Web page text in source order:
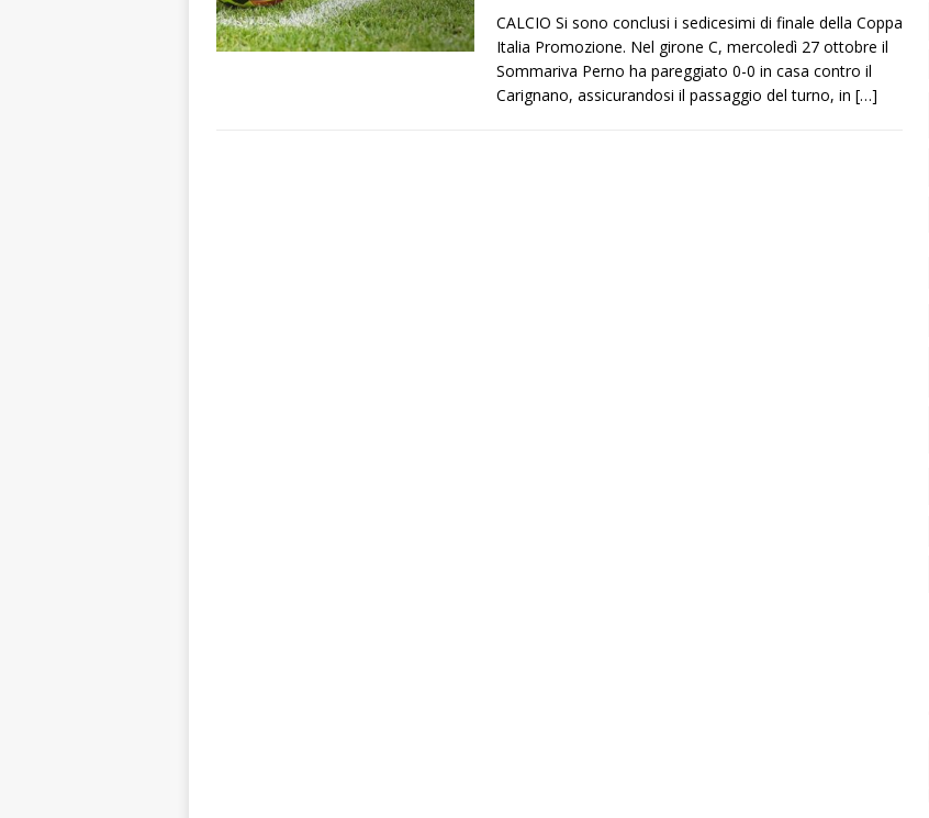
CALCIO Si sono conclusi i sedicesimi di finale della Coppa
Italia Promozione. Nel girone C, mercoledì 27 ottobre il
Sommariva Perno ha pareggiato 0-0 in casa contro il
Carignano, assicurandosi il passaggio del turno, in […]